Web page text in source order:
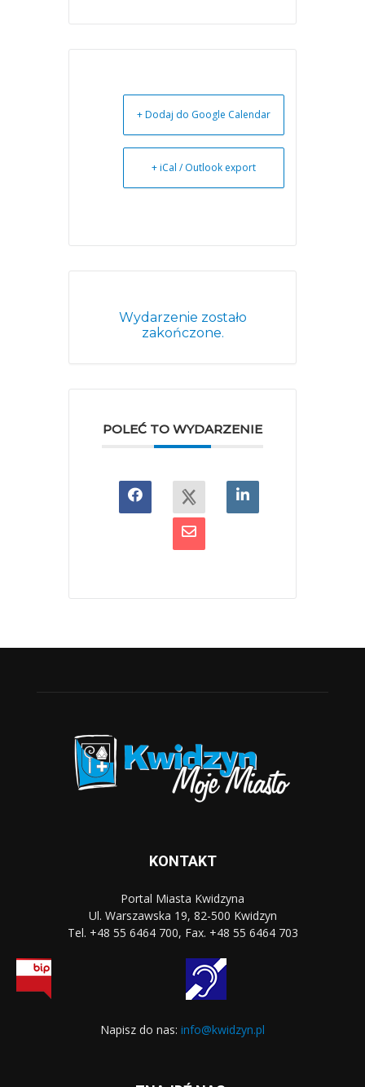
+ Dodaj do Google Calendar
+ iCal / Outlook export
Wydarzenie zostało
zakończone.
POLEĆ TO WYDARZENIE
KONTAKT
Portal Miasta Kwidzyna
Ul. Warszawska 19, 82-500 Kwidzyn
Tel. +48 55 6464 700, Fax. +48 55 6464 703
Napisz do nas: info@kwidzyn.pl